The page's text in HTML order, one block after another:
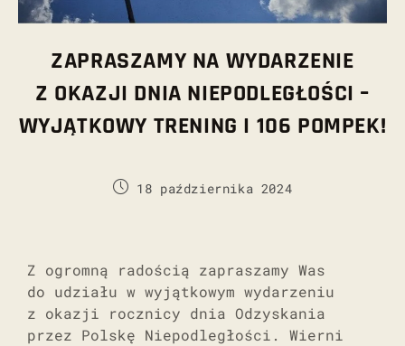
ZAPRASZAMY NA WYDARZENIE
Z OKAZJI DNIA NIEPODLEGŁOŚCI –
WYJĄTKOWY TRENING I 106 POMPEK!
18 października 2024
Z ogromną radością zapraszamy Was
do udziału w wyjątkowym wydarzeniu
z okazji rocznicy dnia Odzyskania
przez Polskę Niepodległości. Wierni